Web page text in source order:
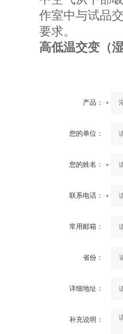
作室中与试品
要求。
高低温交变（
产品：
您的单位：
您的姓名：
联系电话：
常用邮箱：
省份：
详细地址：
补充说明：